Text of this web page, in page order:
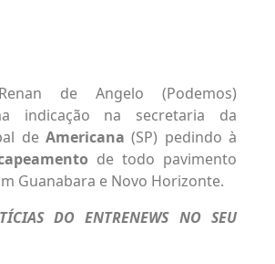
de Angelo (Podemos)
indicação na secretaria da
de Americana (SP) pedindo à
de todo pavimento
Guanabara e Novo Horizonte.
DO ENTRENEWS NO SEU